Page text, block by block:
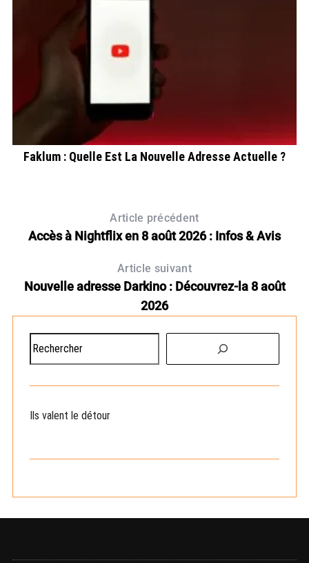
Faklum : Quelle Est La Nouvelle Adresse Actuelle ?
Article précédent
Accès à Nightflix en 8 août 2026 : Infos & Avis
Article suivant
Nouvelle adresse Darkino : Découvrez-la 8 août
2026
e
h
rIls valent le détour